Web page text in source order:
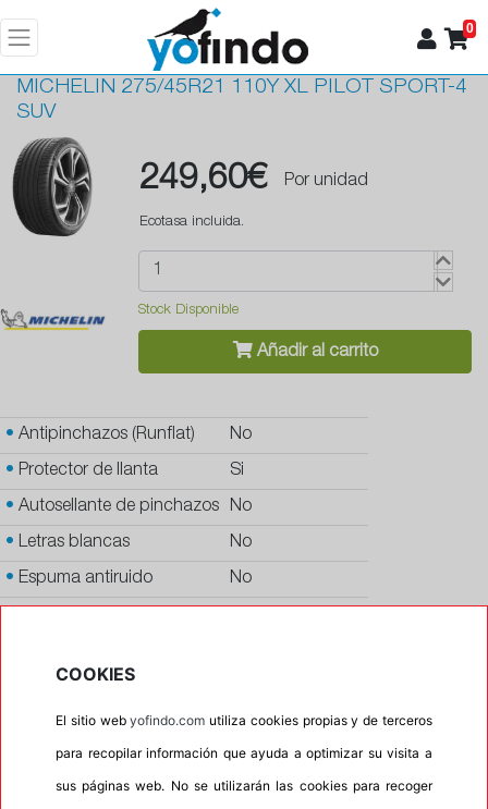
0
MICHELIN 275/45R21 110Y XL PILOT SPORT-4
SUV
249,60€ Por unidad
Ecotasa incluida.
Stock Disponible
Añadir al carrito
• Antipinchazos (Runflat) No
• Protector de llanta Si
• Autosellante de pinchazos No
• Letras blancas No
• Espuma antiruido No
Calidad PREMIUM
P.O.R. No
Oportunidad No
COOKIES
El sitio webyofindo.com utiliza cookies propias y de terceros
para recopilar información que ayuda a optimizar su visita a
sus páginas web. No se utilizarán las cookies para recoger